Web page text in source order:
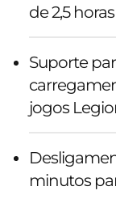
de 2,5
Suporte
jogos
minutos